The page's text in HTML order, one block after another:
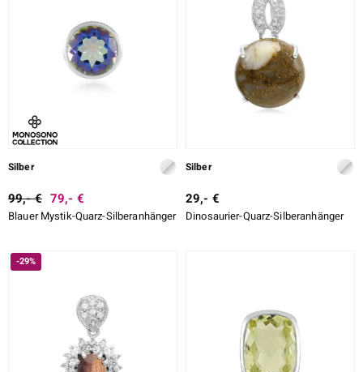
Silber
99,- € 79,- €
Blauer Mystik-Quarz-Silberanhänger
Silber
29,- €
Dinosaurier-Quarz-Silberanhänger
-29%